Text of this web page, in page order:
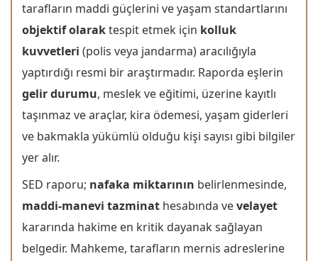
tarafların maddi güçlerini ve yaşam standartlarını
objektif olaraktespit etmek için kolluk
kuvvetleri (polis veya jandarma) aracılığıyla
yaptırdığı resmi bir araştırmadır. Raporda eşlerin
gelir durumu, meslek ve eğitimi, üzerine kayıtlı
taşınmaz ve araçlar, kira ödemesi, yaşam giderleri
ve bakmakla yükümlü olduğu kişi sayısı gibi bilgiler
yer alır.
SED raporu; nafaka miktarının belirlenmesinde,
maddi-manevi tazminat hesabında vevelayet
kararında hakime en kritik dayanak sağlayan
belgedir. Mahkeme, tarafların mernis adreslerine